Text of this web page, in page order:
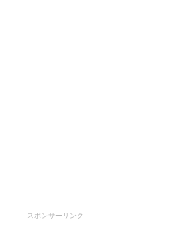
スポンサーリンク